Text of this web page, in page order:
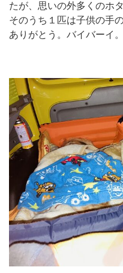
たが、思いの外多くのホ
そのうち１匹は子供の手
ありがとう。バイバーイ。